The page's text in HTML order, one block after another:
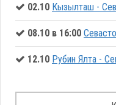
02.10 Кызылташ -
08.10 в 16:00
12.10 Рубин Ялта -